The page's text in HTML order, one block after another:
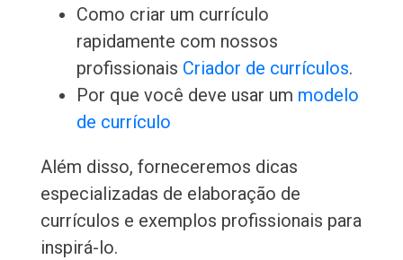
Como criar um currículo
rapidamente com nossos
profissionais Criador de currículos.
Por que você deve usar um modelo
de currículo
Além disso, forneceremos dicas
especializadas de elaboração de
currículos e exemplos profissionais para
inspirá-lo.